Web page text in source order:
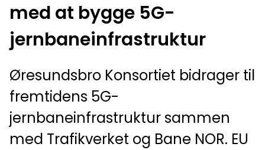
med at bygge 5G-
jernbaneinfrastruktur
Øresundsbro Konsortiet bidrager til
fremtidens 5G-
jernbaneinfrastruktur sammen
med Trafikverket og Bane NOR. EU